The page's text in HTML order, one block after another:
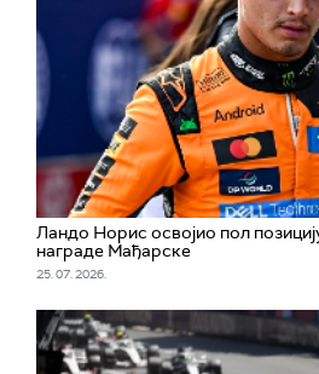
Ландо Норис освојио пол
награде Мађарске
25. 07. 2026.